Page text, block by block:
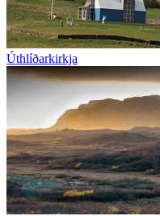
Úthlíðarkirkja